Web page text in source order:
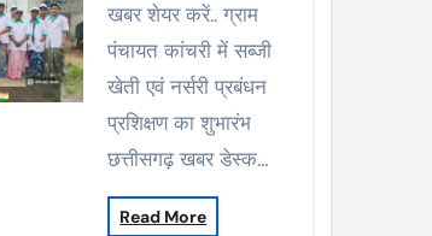
खबर शेयर करें.. ग्राम
पंचायत कांचरी में सब्जी
खेती एवं नर्सरी प्रबंधन
प्रशिक्षण का शुभारंभ
छत्तीसगढ़ खबर डेस्क…
Read More